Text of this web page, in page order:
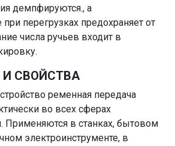
демпфируются., а
перегрузках предохраняет от
числа ручьев входит в
И СВОЙСТВА
ременная передача
во всех сферах
Применяются в станках, бытовом
электроинструменте, в